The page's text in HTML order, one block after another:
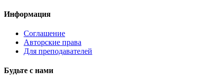
Информация
Соглашение
Авторские права
Для преподавателей
Будьте с нами